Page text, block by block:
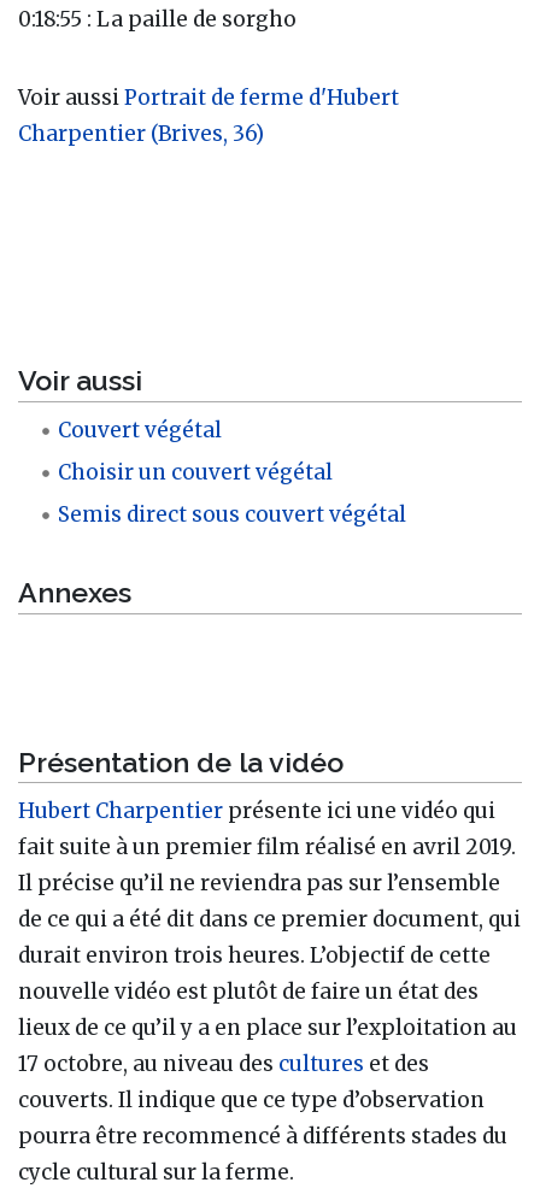
0:18:55 : La paille de sorgho
Voir aussiPortrait de ferme d'Hubert
Charpentier (Brives, 36)
Voir aussi
Couvert végétal
Choisir un couvert végétal
Semis direct sous couvert végétal
Annexes
Présentation de la vidéo
Hubert Charpentier présente ici une vidéo qui
fait suite à un premier film réalisé en avril 2019.
Il précise qu’il ne reviendra pas sur l’ensemble
de ce qui a été dit dans ce premier document, qui
durait environ trois heures. L’objectif de cette
nouvelle vidéo est plutôt de faire un état des
lieux de ce qu’il y a en place sur l’exploitation au
17 octobre, au niveau des cultures et des
couverts. Il indique que ce type d’observation
pourra être recommencé à différents stades du
cycle cultural sur la ferme.